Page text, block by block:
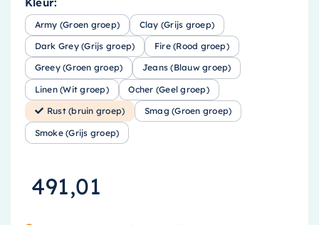
Army (Groen groep) Clay (Grijs groep)
Dark Grey (Grijs groep) Fire (Rood groep)
Greey (Groen groep) Jeans (Blauw groep)
Linen (Wit groep) Ocher (Geel groep)
Rust (bruin groep) Smag (Groen groep)
Smoke (Grijs groep)
491,01